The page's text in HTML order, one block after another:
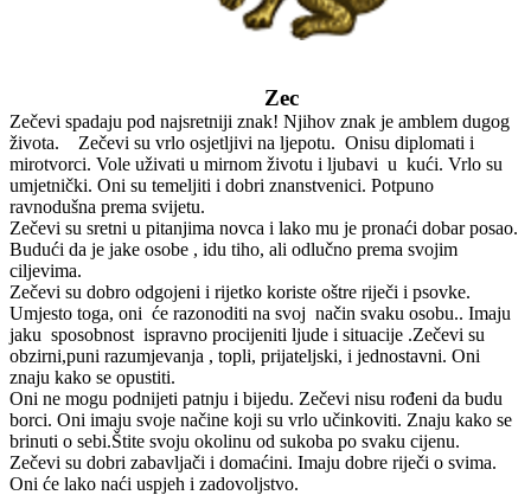
Zec
Zečevi spadaju pod najsretniji znak! Njihov znak je amblem dugog
života. Zečevi su vrlo osjetljivi na ljepotu. Onisu diplomati i
mirotvorci. Vole uživati u mirnom životu i ljubavi u kući. Vrlo su
umjetnički. Oni su temeljiti i dobri znanstvenici. Potpuno
ravnodušna prema svijetu.
Zečevi su sretni u pitanjima novca i lako mu je pronaći dobar posao.
Budući da je jake osobe , idu tiho, ali odlučno prema svojim
ciljevima.
Zečevi su dobro odgojeni i rijetko koriste oštre riječi i psovke.
Umjesto toga, oni će razonoditi na svoj način svaku osobu.. Imaju
jaku sposobnost ispravno procijeniti ljude i situacije .Zečevi su
obzirni,puni razumjevanja , topli, prijateljski, i jednostavni. Oni
znaju kako se opustiti.
Oni ne mogu podnijeti patnju i bijedu. Zečevi nisu rođeni da budu
borci. Oni imaju svoje načine koji su vrlo učinkoviti. Znaju kako se
brinuti o sebi.Štite svoju okolinu od sukoba po svaku cijenu.
Zečevi su dobri zabavljači i domaćini. Imaju dobre riječi o svima.
Oni će lako naći uspjeh i zadovoljstvo.